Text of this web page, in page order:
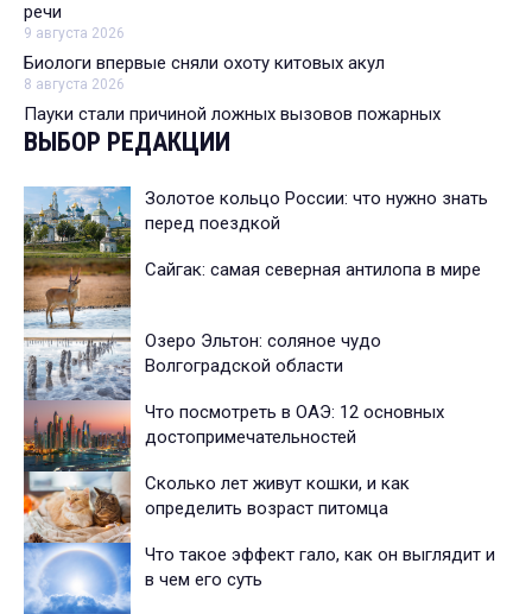
речи
9 августа 2026
Биологи впервые сняли охоту китовых акул
8 августа 2026
Пауки стали причиной ложных вызовов пожарных
ВЫБОР РЕДАКЦИИ
Золотое кольцо России: что нужно знать
перед поездкой
Сайгак: самая северная антилопа в мире
Озеро Эльтон: соляное чудо
Волгоградской области
Что посмотреть в ОАЭ: 12 основных
достопримечательностей
Сколько лет живут кошки, и как
определить возраст питомца
Что такое эффект гало, как он выглядит и
в чем его суть